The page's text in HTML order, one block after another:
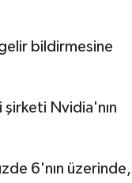
bildirmesine
şirketi Nvidia'nın
6'nın üzerinde,